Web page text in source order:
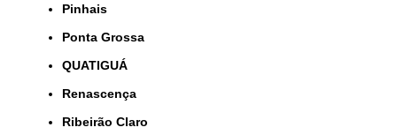
Pinhais
Ponta Grossa
QUATIGUÁ
Renascença
Ribeirão Claro